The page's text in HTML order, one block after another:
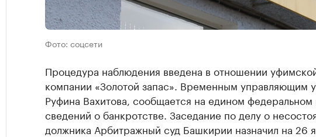
Фото: соцсети
Процедура наблюдения введена в отношении
компании «Золотой запас». Временным управляющим
Руфина Вахитова, сообщается на едином федеральном
сведений о банкротстве. Заседание по делу о
должника Арбитражный суд Башкирии назначил на 26